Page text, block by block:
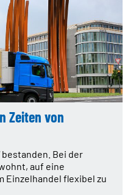
Zeiten von
Bei der
auf eine
Einzelhandel flexibel zu